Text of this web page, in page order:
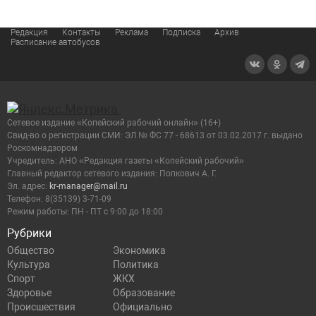
Редакция Контакты Реклама Подписка
Архив
Расписание автобусов
Рубрики
Общество
Экономика
Культура
Политика
Спорт
ЖКХ
Здоровье
Образование
Происшествия
Официально
Сетевое издание «Копейский рабочий онлайн» (16+)
Cвид-во о регистрации СМИ: ЭЛ № ФС 77 - 68613 от 03.02.2017 г. выдано
Роскомнадзором
Учредитель: АНО «Редакция газеты «Копейский рабочий»
Главный редактор сетевого издания: Попкович А. Г.
Эл. адрес: kr-manager@mail.ru
Телефон: 8(35139) 3-71-09
Режим работы: ПН - ПТ с 9:00 до 18:00